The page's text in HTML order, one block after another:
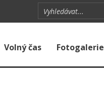
Volný čas Fotogalerie